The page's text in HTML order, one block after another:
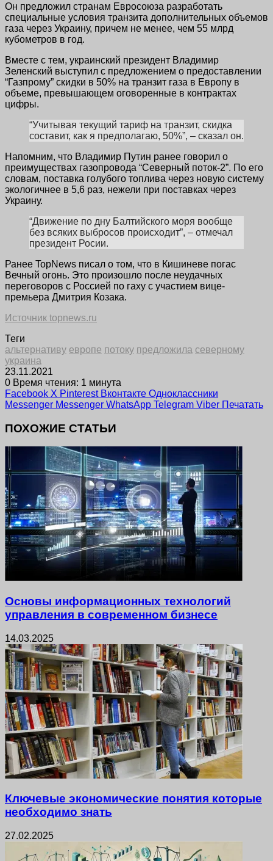
Он предложил странам Евросоюза разработать
специальные условия транзита дополнительных объемов
газа через Украину, причем не менее, чем 55 млрд
кубометров в год.
Вместе с тем, украинский президент Владимир
Зеленский выступил с предложением о предоставлении
“Газпрому” скидки в 50% на транзит газа в Европу в
объеме, превышающем оговоренные в контрактах
цифры.
“Учитывая текущий тариф на транзит, скидка
составит, как я предполагаю, 50%”, – сказал он.
Напомним, что Владимир Путин ранее говорил о
преимуществах газопровода “Северный поток-2”. По его
словам, поставка голубого топлива через новую систему
экологичнее в 5,6 раз, нежели при поставках через
Украину.
“Движение по дну Балтийского моря вообще
без всяких выбросов происходит”, – отмечал
президент Росии.
Ранее TopNews писал о том, что в Кишиневе погас
Вечный огонь. Это произошло после неудачных
переговоров с Россией по гаху с участием вице-
премьера Дмитрия Козака.
Источник topnews.ru
Теги
альтернативу европе потоку предложила северному
украина
23.11.2021
0 Время чтения: 1 минута
Facebook X Pinterest Вконтакте Одноклассники
Messenger Messenger WhatsApp Telegram Viber Печатать
ПОХОЖИЕ СТАТЬИ
Основы информационных технологий
управления в современном бизнесе
14.03.2025
Ключевые экономические понятия которые
необходимо знать
27.02.2025